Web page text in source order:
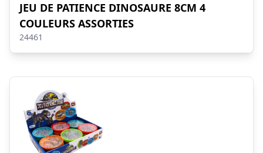
JEU DE PATIENCE DINOSAURE 8CM 4
COULEURS ASSORTIES
24461